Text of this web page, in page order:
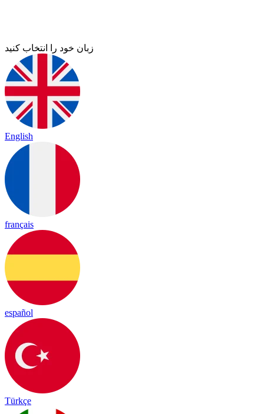
زبان خود را انتخاب کنید
English
français
español
Türkçe